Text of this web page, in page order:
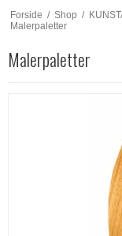
Forside / Shop /
Malerpaletter
Malerpaletter